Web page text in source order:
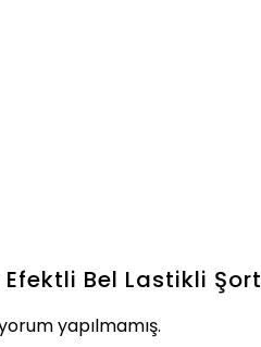
Efektli Bel Lastikli Şort
yapılmamış.